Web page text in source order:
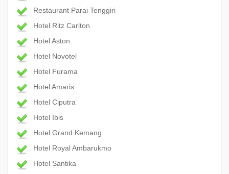
Restaurant Parai Tenggiri
Hotel Ritz Carlton
Hotel Aston
Hotel Novotel
Hotel Furama
Hotel Amaris
Hotel Ciputra
Hotel Ibis
Hotel Grand Kemang
Hotel Royal Ambarukmo
Hotel Santika